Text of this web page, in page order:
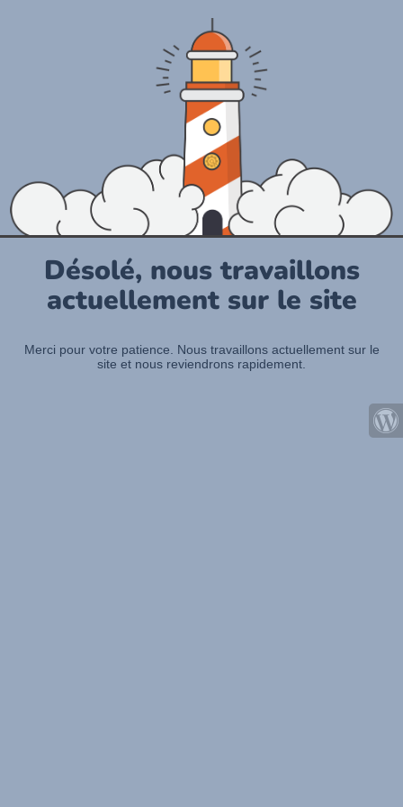
Désolé, nous travaillons
actuellement sur le site
Merci pour votre patience. Nous travaillons actuellement sur le
site et nous reviendrons rapidement.